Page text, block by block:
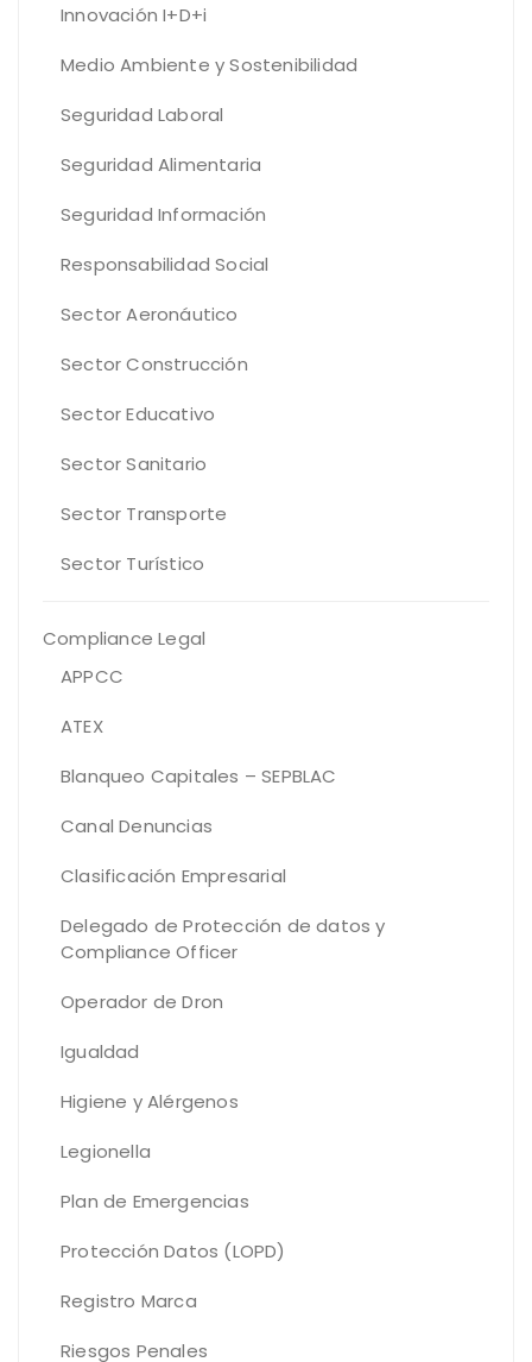
Innovación I+D+i
Medio Ambiente y Sostenibilidad
Seguridad Laboral
Seguridad Alimentaria
Seguridad Información
Responsabilidad Social
Sector Aeronáutico
Sector Construcción
Sector Educativo
Sector Sanitario
Sector Transporte
Sector Turístico
Compliance Legal
APPCC
ATEX
Blanqueo Capitales – SEPBLAC
Canal Denuncias
Clasificación Empresarial
Delegado de Protección de datos y
Compliance Officer
Operador de Dron
Igualdad
Higiene y Alérgenos
Legionella
Plan de Emergencias
Protección Datos (LOPD)
Registro Marca
Riesgos Penales